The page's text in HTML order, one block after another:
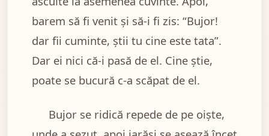
barem să fi venit și să-i fi zis: “Bujor!
dar fii cuminte, știi tu cine este tata”.
Dar ei nici că-i pasă de el. Cine știe,
poate se bucură c-a scăpat de el.
Bujor se ridică repede de pe oiște,